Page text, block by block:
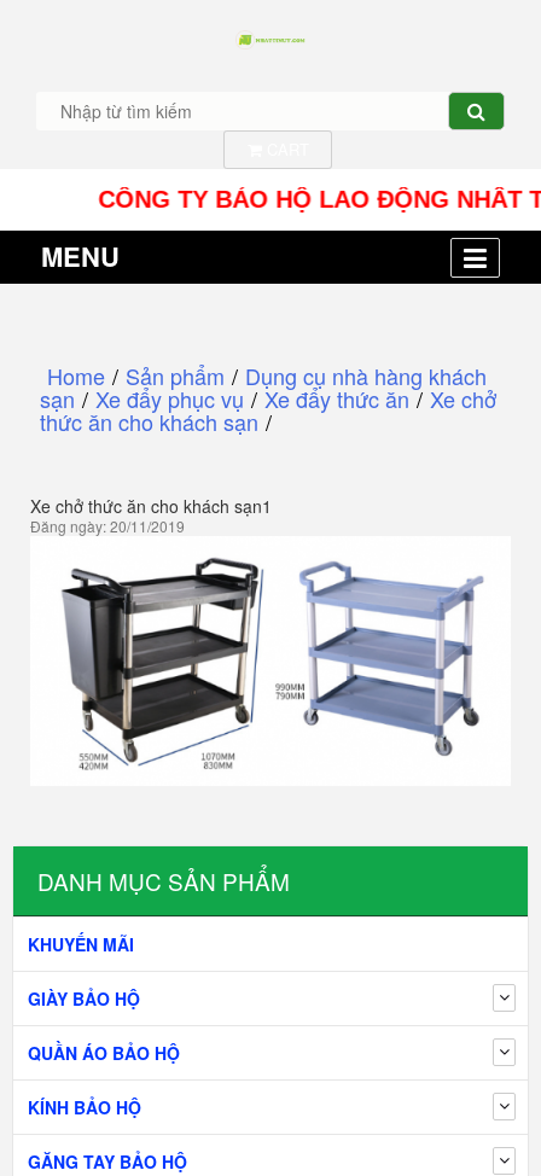
CÔNG TY BẢO HỘ LAO ĐỘNG NHÂT
MENU
DANH MỤC SẢN PHẨM
KHUYẾN MÃI
GIÀY BẢO HỘ
QUẦN ÁO BẢO HỘ
KÍNH BẢO HỘ
GĂNG TAY BẢO HỘ
Home / Sản phẩm / Dụng cụ nhà hàng khách
sạn / Xe đẩy phục vụ / Xe đẩy thức ăn / Xe chở
thức ăn cho khách sạn /
Xe chở thức ăn cho khách sạn1
Đăng ngày: 20/11/2019